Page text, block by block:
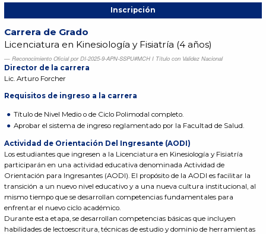
Inscripción
Carrera de Grado
Licenciatura en Kinesiología y Fisiatría (4 años)
Reconocimiento Oficial por DI-2025-9-APN-SSPU#MCH I Título con Validez Nacional
Director de la carrera
Lic. Arturo Forcher
Requisitos de ingreso a la carrera
Título de Nivel Medio o de Ciclo Polimodal completo.
Aprobar el sistema de ingreso reglamentado por la Facultad de Salud.
Actividad de Orientación Del Ingresante (AODI)
Los estudiantes que ingresen a la Licenciatura en Kinesiología y Fisiatría
participarán en una actividad educativa denominada Actividad de
Orientación para Ingresantes (AODI). El propósito de la AODI es facilitar la
transición a un nuevo nivel educativo y a una nueva cultura institucional, al
mismo tiempo que se desarrollan competencias fundamentales para
enfrentar el nuevo ciclo académico.
Durante esta etapa, se desarrollan competencias básicas que incluyen
habilidades de lectoescritura, técnicas de estudio y dominio de herramientas